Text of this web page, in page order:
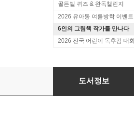
골든벨 퀴즈 & 완독챌린지
2026 유아동 여름방학 이벤트
6인의 그림책 작가를 만나다
2026 전국 어린이 독후감 대회
아빠 얼굴
도서정보